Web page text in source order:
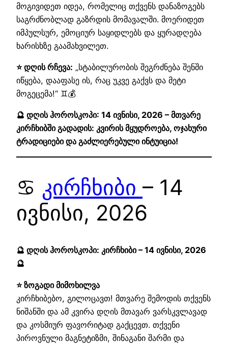
მოგივიდეთ იდეა, რომელიც თქვენს დანაზოგებს
საგრძნობლად გაზრდის მომავალში. მოერიდეთ
იმპულსურ, ემოციურ საყიდლებს და ყურადღება
ხარისხზე გაამახვილეთ.
⭐ დღის რჩევა: „სტაბილურობის შეგრძნება შენში
იწყება, დააფასე ის, რაც უკვე გაქვს და მეტი
მოგეცემა!“ ♊💰
🔮 დღის ჰოროსკოპი: 14 ივნისი, 2026 – მთვარე
კირჩხიბში გადადის: კვირის მყუდროება, ოჯახური
ტრადიციები და გაძლიერებული ინტუიცია!
♋ კირჩხიბი – 14
ივნისი, 2026
🔮 დღის ჰოროსკოპი: კირჩხიბი – 14 ივნისი, 2026
🔮
⭐ ზოგადი მიმოხილვა
კირჩხიბებო, გილოცავთ! მთვარე შემოდის თქვენს
ნიშანში და ამ კვირა დღის მთავარ ვარსკვლავად
და კოსმიურ ფავორიტად გაქცევთ. თქვენი
პიროვნული მაგნეტიზმი, შინაგანი შარმი და